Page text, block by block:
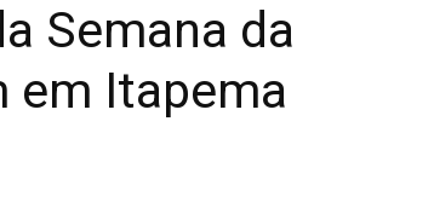
Semana da
em Itapema